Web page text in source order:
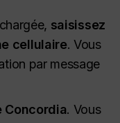
saisissez
cellulaire. Vous
par message
Concordia. Vous